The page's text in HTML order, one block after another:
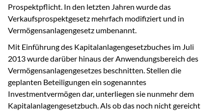
Prospektpflicht. In den letzten Jahren wurde das
Verkaufsprospektgesetz mehrfach modifiziert und in
Vermögensanlagengesetz umbenannt.
Mit Einführung des Kapitalanlagengesetzbuches im Juli
2013 wurde darüber hinaus der Anwendungsbereich des
Vermögensanlagengesetzes beschnitten. Stellen die
geplanten Beteiligungen ein sogenanntes
Investmentvermögen dar, unterliegen sie nunmehr dem
Kapitalanlagengesetzbuch. Als ob das noch nicht gereicht